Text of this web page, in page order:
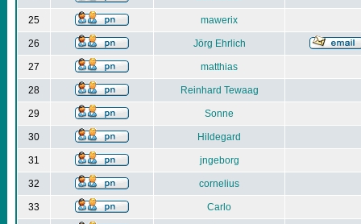
25 mawerix
26 Jörg Ehrlich
27 matthias
28 Reinhard Tewaag
29 Sonne
30 Hildegard
31 jngeborg
32 cornelius
33 Carlo